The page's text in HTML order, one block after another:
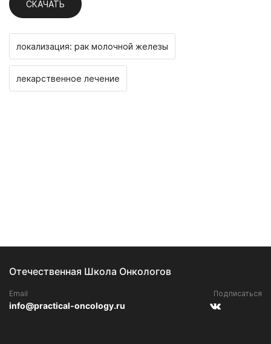
СКАЧАТЬ
локализация: рак молочной железы
лекарственное лечение
Отечественная Школа Онкологов
Email
info@practical-oncology.ru
Подписаться